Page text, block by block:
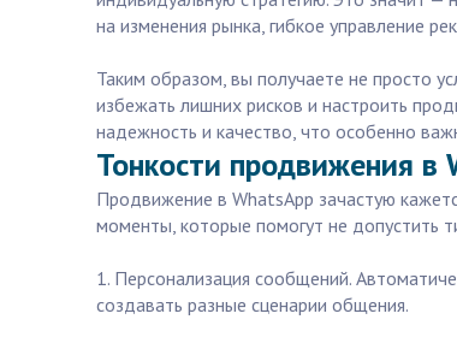
на изменения рынка, гибкое управление
Таким образом, вы получаете не просто
избежать лишних рисков и настроить
надежность и качество, что особенно
Тонкости продвижения в
Продвижение в WhatsApp зачастую
моменты, которые помогут не допустить
1. Персонализация сообщений.
создавать разные сценарии общения.